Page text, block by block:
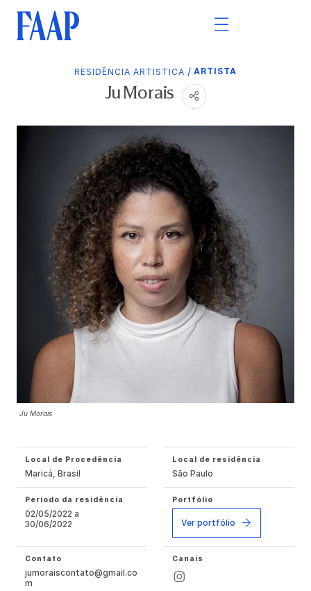
RESIDÊNCIA ARTISTICA / ARTISTA
Ju Morais
Ju Morais
Local de Procedência
Maricá, Brasil
Local de residência
São Paulo
Período da residência
02/05/2022 a
30/06/2022
Portfólio
Ver portfólio
Contato
jumoraiscontato@gmail.co
m
Canais